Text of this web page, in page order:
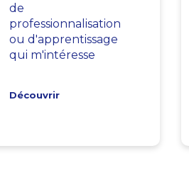
de
professionnalisation
ou d'apprentissage
qui m'intéresse
Découvrir